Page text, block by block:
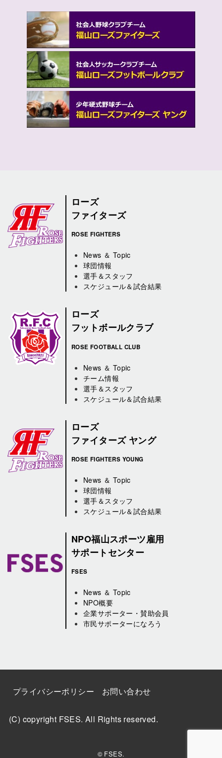
ローズ
ファイターズ
ROSE FIGHTERS
News ＆ Topic
球団情報
選手＆スタッフ
スケジュール＆試合結果
ローズ
フットボールクラブ
ROSE FOOTBALL CLUB
News ＆ Topic
チーム情報
選手＆スタッフ
スケジュール＆試合結果
ローズ
ファイターズ ヤング
ROSE FIGHTERS YOUNG
News ＆ Topic
球団情報
選手＆スタッフ
スケジュール＆試合結果
NPO福山スポーツ雇用
サポートセンター
FSES
News ＆ Topic
NPO概要
企業サポーター・賛助会員
市民サポーターになろう
プライバシーポリシー お問い合わせ
(C) copyright FSES. All Rights reserved.
© FSES.